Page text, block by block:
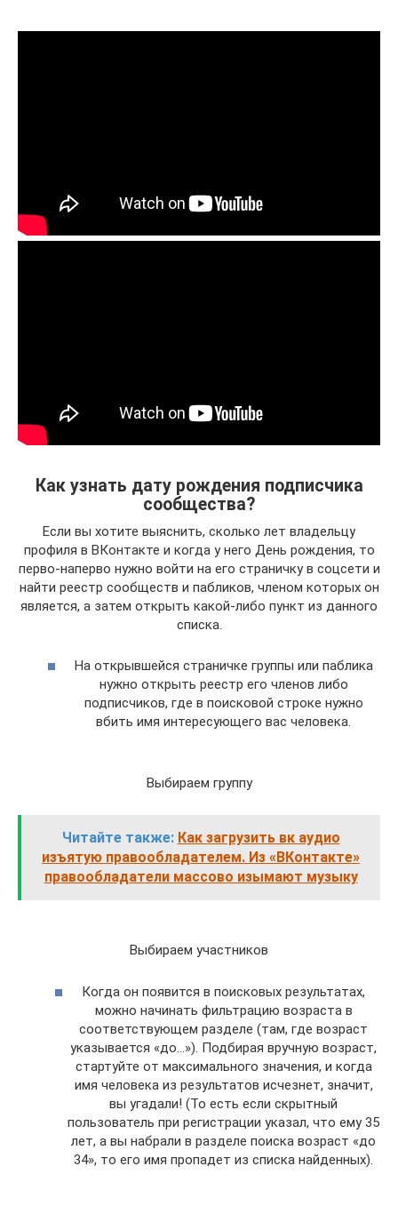
Как узнать дату рождения подписчика
сообщества?
Если вы хотите выяснить, сколько лет владельцу
профиля в ВКонтакте и когда у него День рождения, то
перво-наперво нужно войти на его страничку в соцсети и
найти реестр сообществ и пабликов, членом которых он
является, а затем открыть какой-либо пункт из данного
списка.
На открывшейся страничке группы или паблика
нужно открыть реестр его членов либо
подписчиков, где в поисковой строке нужно
вбить имя интересующего вас человека.
Выбираем группу
Читайте также: Как загрузить вк аудио
изъятую правообладателем. Из «ВКонтакте»
правообладатели массово изымают музыку
Выбираем участников
Когда он появится в поисковых результатах,
можно начинать фильтрацию возраста в
соответствующем разделе (там, где возраст
указывается «до…»). Подбирая вручную возраст,
стартуйте от максимального значения, и когда
имя человека из результатов исчезнет, значит,
вы угадали! (То есть если скрытный
пользователь при регистрации указал, что ему 35
лет, а вы набрали в разделе поиска возраст «до
34», то его имя пропадет из списка найденных).